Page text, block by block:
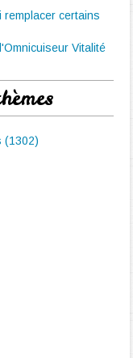
remplacer certains
Vitalité
(1302)